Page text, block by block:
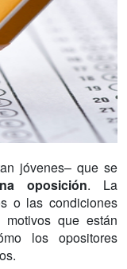
jóvenes– que se
oposición. La
o las condiciones
que están
los opositores